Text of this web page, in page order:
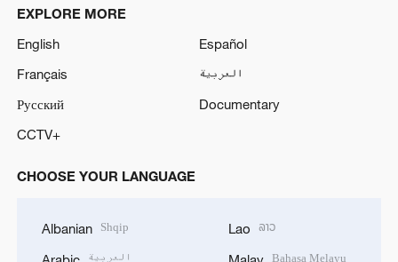
EXPLORE MORE
English
Español
Français
العربية
Русский
Documentary
CCTV+
CHOOSE YOUR LANGUAGE
Albanian Shqip
العربية
Lao ລາວ
Bahasa Melayu